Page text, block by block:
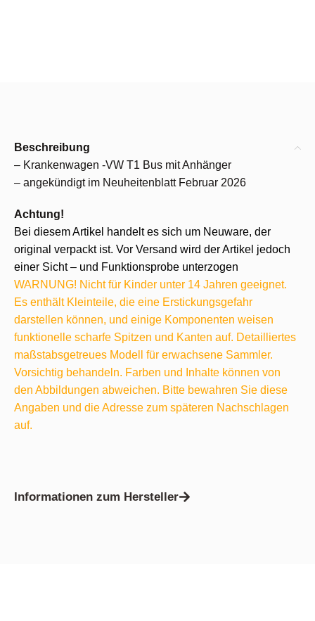
Beschreibung
– Krankenwagen -VW T1 Bus mit Anhänger
– angekündigt im Neuheitenblatt Februar 2026
Achtung!
Bei diesem Artikel handelt es sich um Neuware, der
original verpackt ist. Vor Versand wird der Artikel jedoch
einer Sicht – und Funktionsprobe unterzogen
WARNUNG! Nicht für Kinder unter 14 Jahren geeignet.
Es enthält Kleinteile, die eine Erstickungsgefahr
darstellen können, und einige Komponenten weisen
funktionelle scharfe Spitzen und Kanten auf. Detailliertes
maßstabsgetreues Modell für erwachsene Sammler.
Vorsichtig behandeln. Farben und Inhalte können von
den Abbildungen abweichen. Bitte bewahren Sie diese
Angaben und die Adresse zum späteren Nachschlagen
auf.
Informationen zum Hersteller